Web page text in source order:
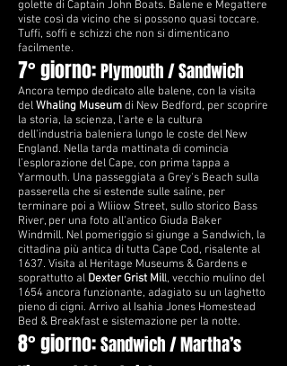
golette di Captain John Boats. Balene e Megattere
viste così da vicino che si possono quasi toccare.
Tuffi, soffi e schizzi che non si dimenticano
facilmente.
7° giorno:Plymouth / Sandwich
Ancora tempo dedicato alle balene, con la visita
delWhaling Museumdi New Bedford, per scoprire
la storia, la scienza, l'arte e la cultura
dell'industria baleniera lungo le coste del New
England. Nella tarda mattinata di comincia
l’esplorazione del Cape, con prima tappa a
Yarmouth. Una passeggiata a Grey's Beach sulla
passerella che si estende sulle saline, per
terminare poi a Wliiow Street, sullo storico Bass
River, per una foto all’antico Giuda Baker
Windmill. Nel pomeriggio si giunge a Sandwich, la
cittadina più antica di tutta Cape Cod, risalente al
1637. Visita al Heritage Museums & Gardens e
soprattutto al Dexter Grist Mill, vecchio mulino del
1654 ancora funzionante, adagiato su un laghetto
pieno di cigni. Arrivo al Isahia Jones Homestead
Bed & Breakfast e sistemazione per la notte.
8° giorno:Sandwich / Martha’s